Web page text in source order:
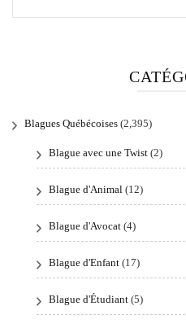
Blagues Québécoises (2,395)
Blague avec une Twist (2)
Blague d'Animal (12)
Blague d'Avocat (4)
Blague d'Enfant (17)
Blague d'Étudiant (5)